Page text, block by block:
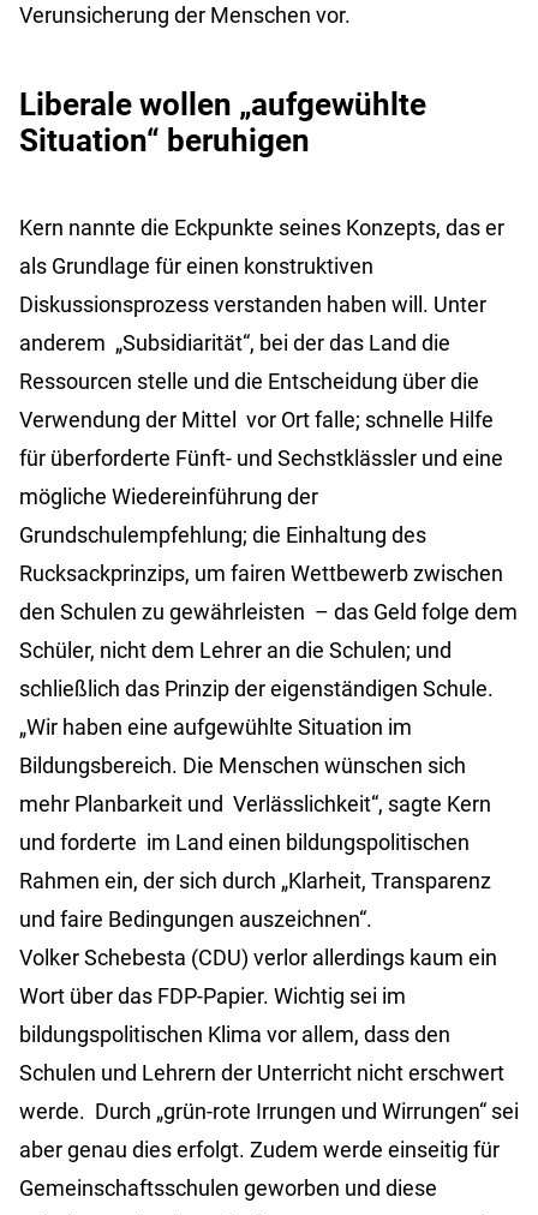
Verunsicherung der Menschen vor.
Liberale wollen „aufgewühlte
Situation“ beruhigen
Kern nannte die Eckpunkte seines Konzepts, das er
als Grundlage für einen konstruktiven
Diskussionsprozess verstanden haben will. Unter
anderem „Subsidiarität“, bei der das Land die
Ressourcen stelle und die Entscheidung über die
Verwendung der Mittel vor Ort falle; schnelle Hilfe
für überforderte Fünft- und Sechstklässler und eine
mögliche Wiedereinführung der
Grundschulempfehlung; die Einhaltung des
Rucksackprinzips, um fairen Wettbewerb zwischen
den Schulen zu gewährleisten – das Geld folge dem
Schüler, nicht dem Lehrer an die Schulen; und
schließlich das Prinzip der eigenständigen Schule.
„Wir haben eine aufgewühlte Situation im
Bildungsbereich. Die Menschen wünschen sich
mehr Planbarkeit und Verlässlichkeit“, sagte Kern
und forderte im Land einen bildungspolitischen
Rahmen ein, der sich durch „Klarheit, Transparenz
und faire Bedingungen auszeichnen“.
Volker Schebesta (CDU) verlor allerdings kaum ein
Wort über das FDP-Papier. Wichtig sei im
bildungspolitischen Klima vor allem, dass den
Schulen und Lehrern der Unterricht nicht erschwert
werde. Durch „grün-rote Irrungen und Wirrungen“ sei
aber genau dies erfolgt. Zudem werde einseitig für
Gemeinschaftsschulen geworben und diese